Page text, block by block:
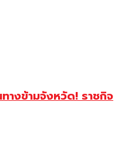
างข้ามจังหวัด! ราชกิจ